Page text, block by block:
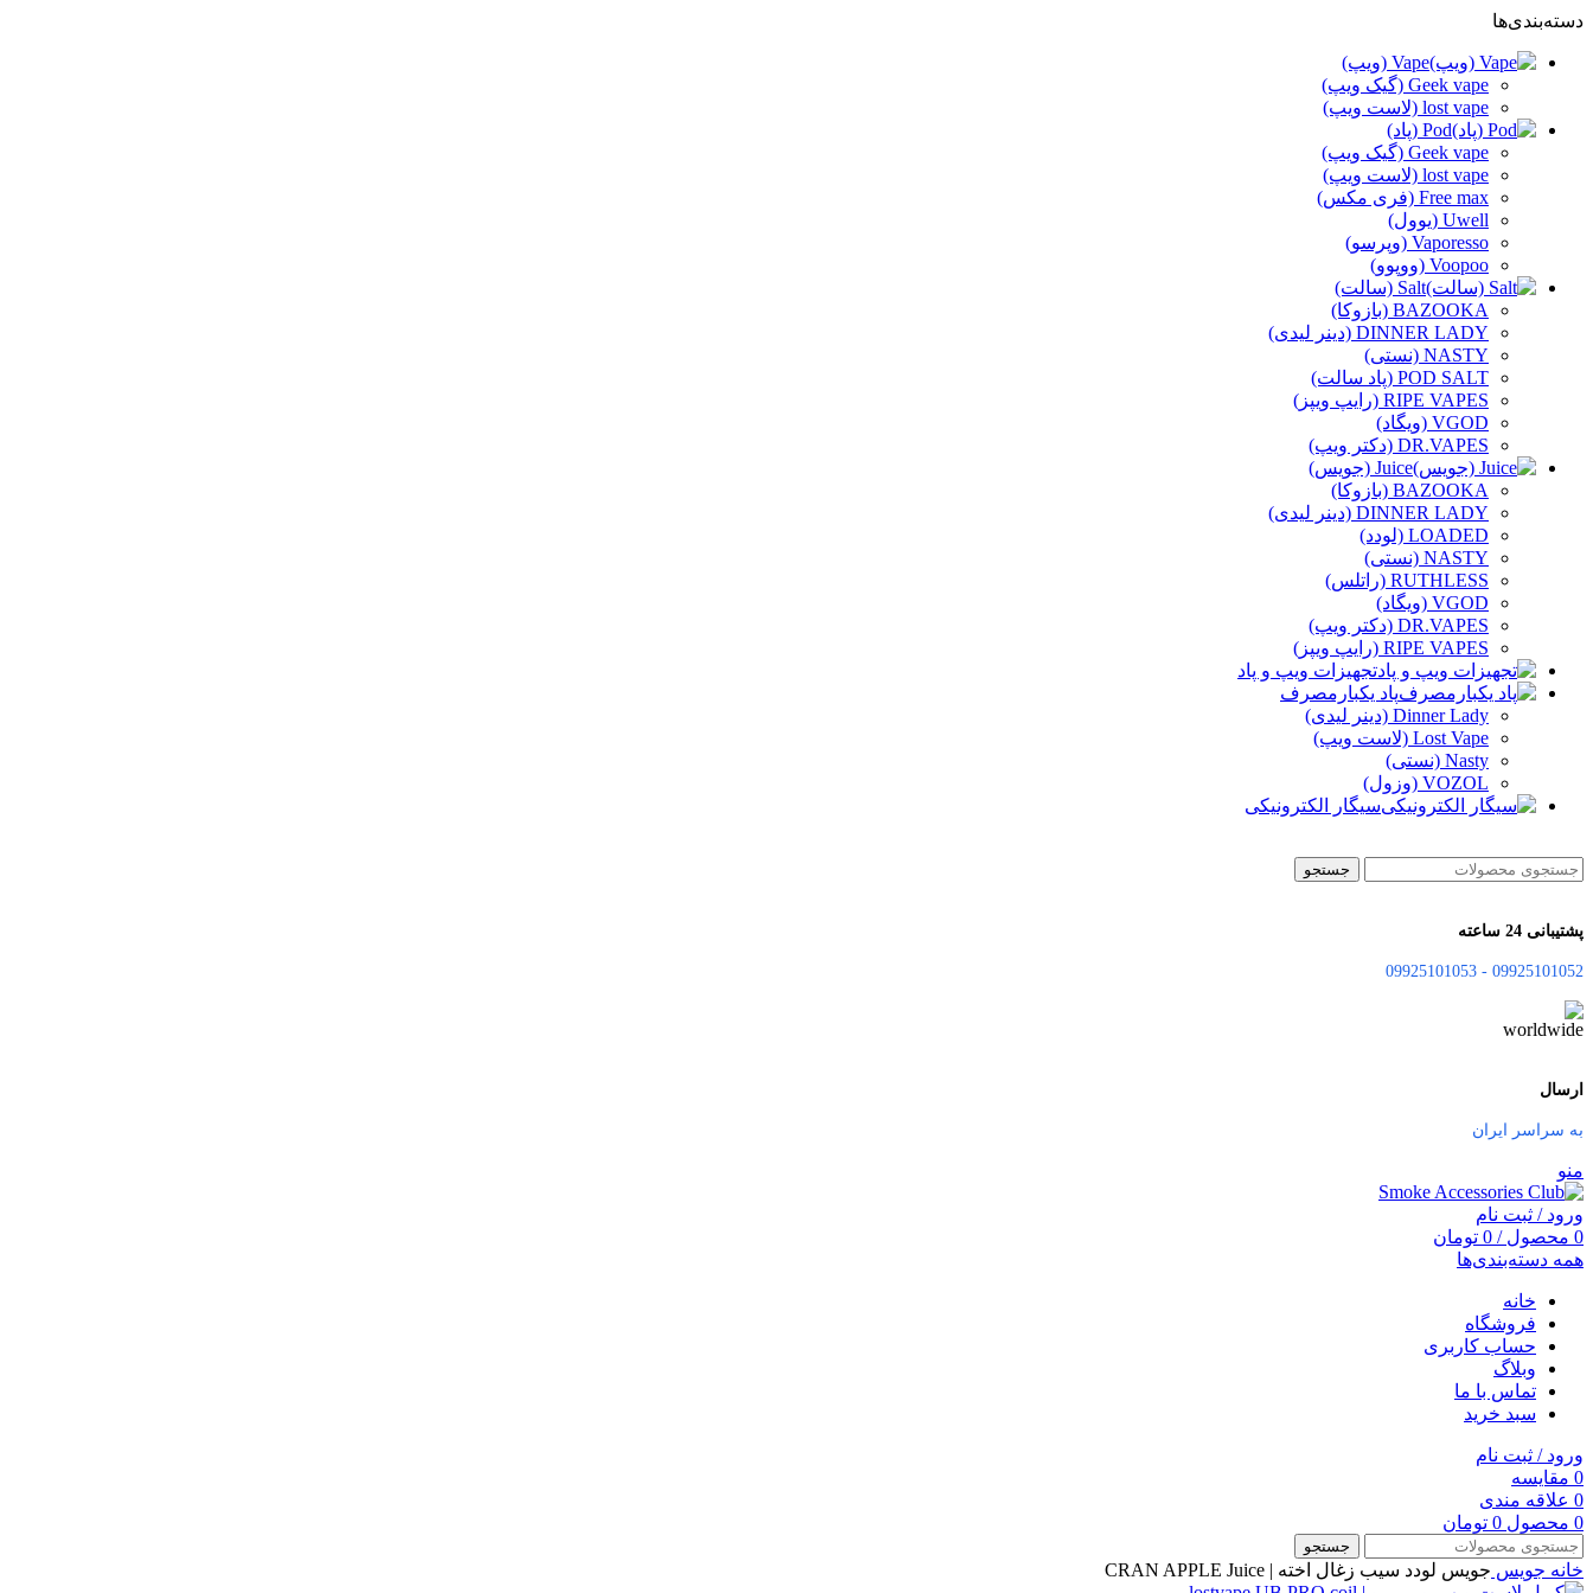
دسته‌بندی‌ها
Vape (ویپ)
Geek vape (گیک ویپ)
lost vape (لاست ویپ)
Pod (پاد)
Geek vape (گیک ویپ)
lost vape (لاست ویپ)
Free max (فری مکس)
Uwell (یوول)
Vaporesso (وپرسو)
Voopoo (ووپوو)
Salt (سالت)
BAZOOKA (بازوکا)
DINNER LADY (دینر لیدی)
NASTY (نستی)
POD SALT (پاد سالت)
RIPE VAPES (رایپ ویپز)
VGOD (ویگاد)
DR.VAPES (دکتر ویپ)
Juice (جویس)
BAZOOKA (بازوکا)
DINNER LADY (دینر لیدی)
LOADED (لودد)
NASTY (نستی)
RUTHLESS (راتلس)
VGOD (ویگاد)
DR.VAPES (دکتر ویپ)
RIPE VAPES (رایپ ویپز)
تجهیزات ویپ و پاد
پاد یکبارمصرف
Dinner Lady (دینر لیدی)
Lost Vape (لاست ویپ)
Nasty (نستی)
VOZOL (وزول)
سیگار الکترونیکی
جستجو
پشتیبانی 24 ساعته
09925101052 - 09925101053
ارسال
به سراسر ایران
منو
ورود / ثبت نام
0 محصول /
0 تومان
همه دسته‌بندی‌ها
خانه
فروشگاه
حساب کاربری
وبلاگ
تماس با ما
سبد خرید
ورود / ثبت نام
0 مقایسه
0 علاقه مندی
0 محصول 0 تومان
جستجو
خانه جویس جویس لودد سیب زغال اخته | CRAN APPLE Juice